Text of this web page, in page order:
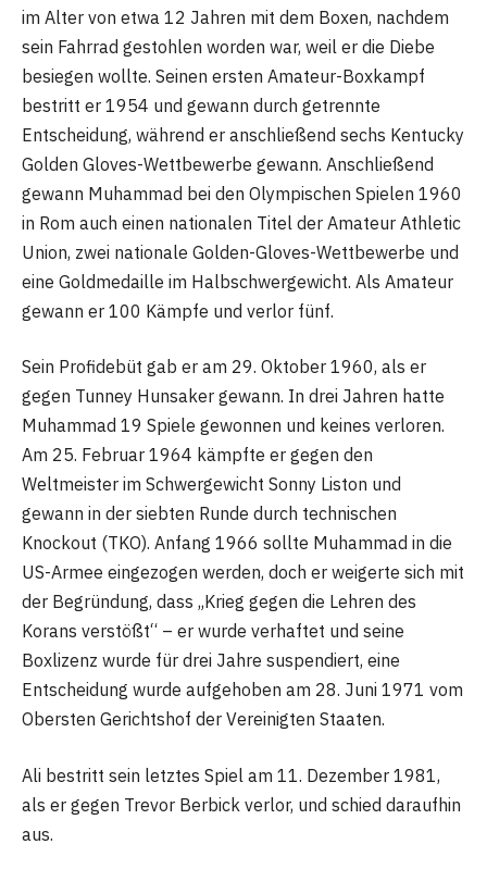
im Alter von etwa 12 Jahren mit dem Boxen, nachdem
sein Fahrrad gestohlen worden war, weil er die Diebe
besiegen wollte. Seinen ersten Amateur-Boxkampf
bestritt er 1954 und gewann durch getrennte
Entscheidung, während er anschließend sechs Kentucky
Golden Gloves-Wettbewerbe gewann. Anschließend
gewann Muhammad bei den Olympischen Spielen 1960
in Rom auch einen nationalen Titel der Amateur Athletic
Union, zwei nationale Golden-Gloves-Wettbewerbe und
eine Goldmedaille im Halbschwergewicht. Als Amateur
gewann er 100 Kämpfe und verlor fünf.
Sein Profidebüt gab er am 29. Oktober 1960, als er
gegen Tunney Hunsaker gewann. In drei Jahren hatte
Muhammad 19 Spiele gewonnen und keines verloren.
Am 25. Februar 1964 kämpfte er gegen den
Weltmeister im Schwergewicht Sonny Liston und
gewann in der siebten Runde durch technischen
Knockout (TKO). Anfang 1966 sollte Muhammad in die
US-Armee eingezogen werden, doch er weigerte sich mit
der Begründung, dass „Krieg gegen die Lehren des
Korans verstößt“ – er wurde verhaftet und seine
Boxlizenz wurde für drei Jahre suspendiert, eine
Entscheidung wurde aufgehoben am 28. Juni 1971 vom
Obersten Gerichtshof der Vereinigten Staaten.
Ali bestritt sein letztes Spiel am 11. Dezember 1981,
als er gegen Trevor Berbick verlor, und schied daraufhin
aus.